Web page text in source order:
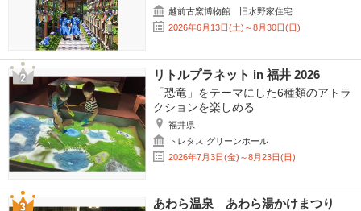
越前古窯博物館 旧水野家住宅
2026年6月13日(土)～8月30日(日)
リトルプラネット in 福井 2026
「恐竜」をテーマにした6種類のアトラ
クションを楽しめる
福井県
トレタス グリーンホール
2026年7月3日(金)～8月23日(日)
あわら温泉 あわら湯かけまつり